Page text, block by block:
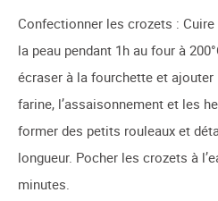
Confectionner les crozets :
la peau pendant 1h au four à
écraser à la fourchette et ajouter
farine, l’assaisonnement et les
former des petits rouleaux et
longueur. Pocher les crozets à
minutes.